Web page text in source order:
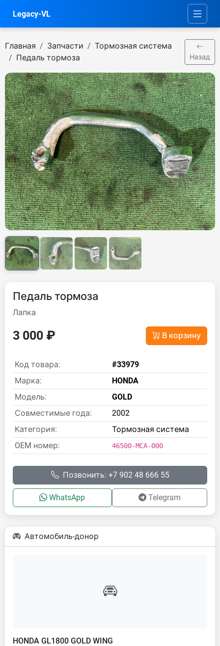
Legacy-VL
Главная Запчасти
Тормозная система
Педаль тормоза
Назад
Педаль тормоза
Лапка
3 000 ₽ В корзину
Код товара:
#33979
Марка:
HONDA
Модель:
GOLD
Совместимые года:
2002
Категория:
Тормозная система
OEM номер:
46500-MCA-000
Позвонить: +7 902 48 666 55
WhatsApp Telegram
Автомобиль-донор
HONDA GL1800 GOLD WING